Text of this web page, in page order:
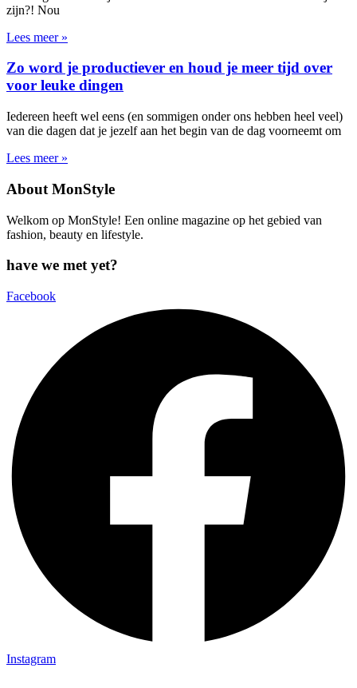
zijn?! Nou
Lees meer »
Zo word je productiever en houd je meer tijd over
voor leuke dingen
Iedereen heeft wel eens (en sommigen onder ons hebben heel veel)
van die dagen dat je jezelf aan het begin van de dag voorneemt om
Lees meer »
About MonStyle
Welkom op MonStyle! Een online magazine op het gebied van
fashion, beauty en lifestyle.
have we met yet?
Facebook
Instagram